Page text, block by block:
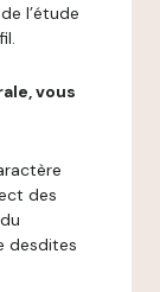
l’étude
vous
des
desdites